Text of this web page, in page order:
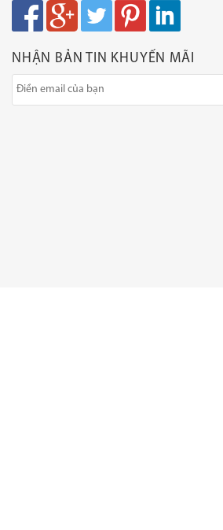
NHẬN BẢN TIN KHUYẾN MÃI